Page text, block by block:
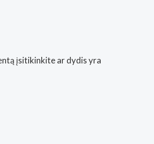
įsitikinkite ar dydis yra